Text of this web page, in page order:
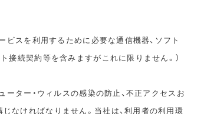
ビスを利用するために必要な通信機器、ソフト
接続契約等を含みますがこれに限りません。）
ター・ウィルスの感染の防止、不正アクセスお
なければなりません。当社は、利用者の利用環